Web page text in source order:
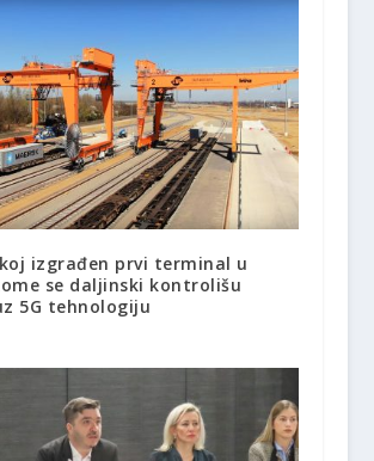
izgrađen prvi terminal u
se daljinski kontrolišu
5G tehnologiju